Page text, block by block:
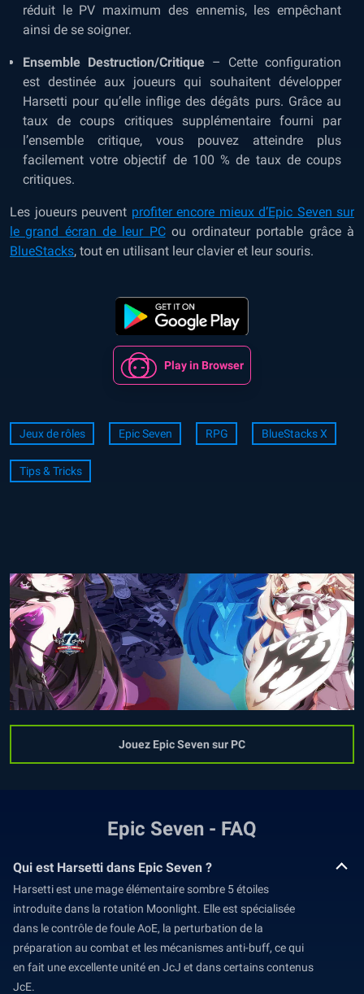
réduit le PV maximum des ennemis, les empêchant
ainsi de se soigner.
Ensemble Destruction/Critique – Cette configuration
est destinée aux joueurs qui souhaitent développer
Harsetti pour qu’elle inflige des dégâts purs. Grâce au
taux de coups critiques supplémentaire fourni par
l’ensemble critique, vous pouvez atteindre plus
facilement votre objectif de 100 % de taux de coups
critiques.
Les joueurs peuvent profiter encore mieux d’Epic Seven sur
le grand écran de leur PCou ordinateur portable grâce à
BlueStacks, tout en utilisant leur clavier et leur souris.
Play in Browser
Jeux de rôles Epic Seven RPG BlueStacks X
Tips & Tricks
Jouez Epic Seven sur PC
Epic Seven - FAQ
Qui est Harsetti dans Epic Seven ?
Harsetti est une mage élémentaire sombre 5 étoiles
introduite dans la rotation Moonlight. Elle est spécialisée
dans le contrôle de foule AoE, la perturbation de la
préparation au combat et les mécanismes anti-buff, ce qui
en fait une excellente unité en JcJ et dans certains contenus
JcE.